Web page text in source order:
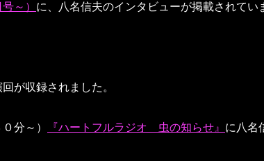
～） に、八名信夫のインタビューが掲載されてい
が収録されました。
分～） 『ハートフルラジオ 虫の知らせ』 に八名